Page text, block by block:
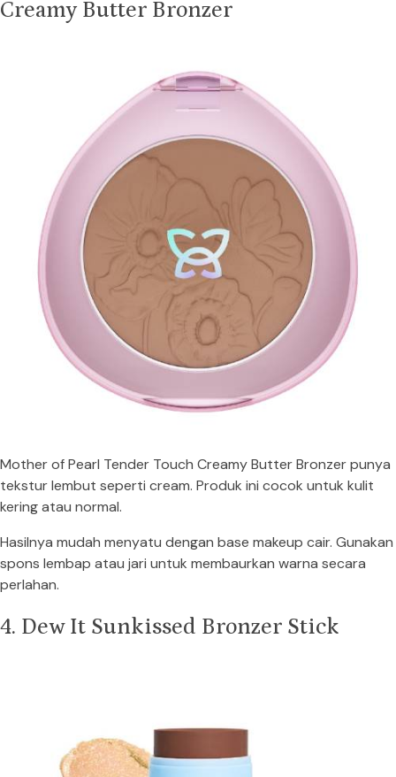
Creamy Butter Bronzer
Mother of Pearl Tender Touch Creamy Butter Bronzer punya
tekstur lembut seperti cream. Produk ini cocok untuk kulit
kering atau normal.
Hasilnya mudah menyatu dengan base makeup cair. Gunakan
spons lembap atau jari untuk membaurkan warna secara
perlahan.
4. Dew It Sunkissed Bronzer Stick